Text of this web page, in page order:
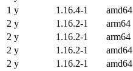
1 y
1.16.4-1 amd64
2 y
1.16.2-1 arm64
2 y
1.16.2-1 arm64
2 y
1.16.2-1 amd64
2 y
1.16.2-1 amd64